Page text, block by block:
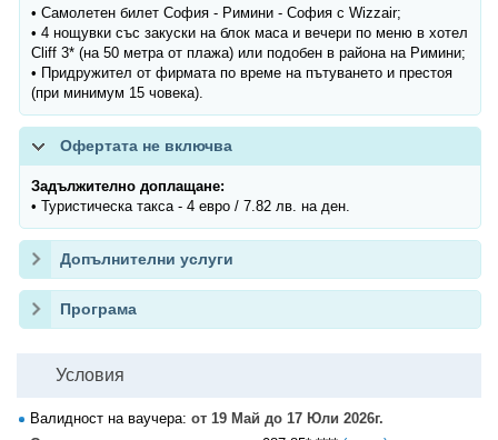
• Самолетен билет София - Римини - София с Wizzair;
• 4 нощувки със закуски на блок маса и вечери по меню в хотел
Cliff 3* (на 50 метра от плажа) или подобен в района на Римини;
• Придружител от фирмата по време на пътуването и престоя
(при минимум 15 човека).
Офертата не включва
Задължително доплащане:
• Туристическа такса - 4 евро / 7.82 лв. на ден.
Допълнителни услуги
Програма
Условия
Валидност на ваучера: от 19 Май до 17 Юли 2026г.